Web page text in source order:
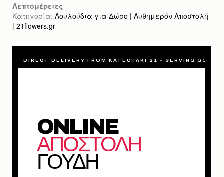
Λεπτομέρειες
Κατηγορία: Λουλούδια για Δώρο | Αυθημερόν Αποστολή
| 21flowers.gr
DIRECT DELIVERY FROM KATECHAKI 21 • SERVING GOUDI
ONLINE
ΑΠΟΣΤΟΛΗ
ΓΟΥΔΗ